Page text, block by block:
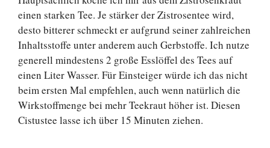
einen starken Tee. Je stärker der Zistrosentee wird,
desto bitterer schmeckt er aufgrund seiner zahlreichen
Inhaltsstoffe unter anderem auch Gerbstoffe. Ich nutze
generell mindestens 2 große Esslöffel des Tees auf
einen Liter Wasser. Für Einsteiger würde ich das nicht
beim ersten Mal empfehlen, auch wenn natürlich die
Wirkstoffmenge bei mehr Teekraut höher ist. Diesen
Cistustee lasse ich über 15 Minuten ziehen.